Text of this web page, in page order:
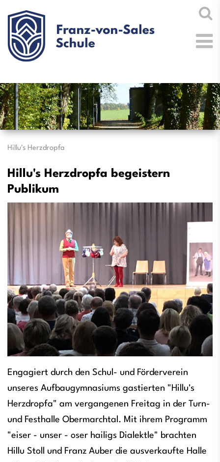
Hillu's Herzdropfa
Hillu's Herzdropfa begeistern
Publikum
Engagiert durch den Schul- und Förderverein
unseres Aufbaugymnasiums gastierten "Hillu's
Herzdropfa" am vergangenen Freitag in der Turn-
und Festhalle Obermarchtal. Mit ihrem Programm
"eiser - unser - oser hailigs Dialektle" brachten
Hillu Stoll und Franz Auber die ausverkaufte Halle